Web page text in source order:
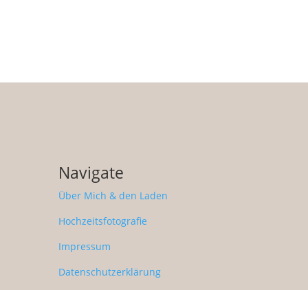
Navigate
Über Mich & den Laden
Hochzeitsfotografie
Impressum
Datenschutzerklärung